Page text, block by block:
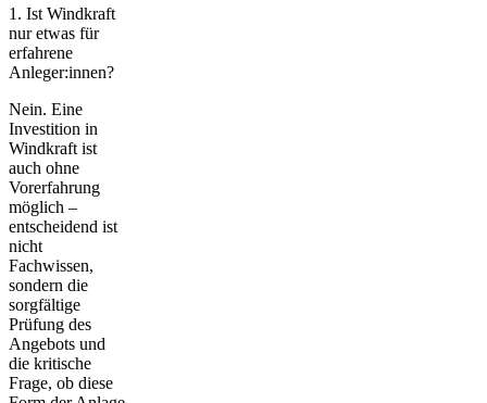
1. Ist Windkraft
nur etwas für
erfahrene
Anleger:innen?
Nein. Eine
Investition in
Windkraft ist
auch ohne
Vorerfahrung
möglich –
entscheidend ist
nicht
Fachwissen,
sondern die
sorgfältige
Prüfung des
Angebots und
die kritische
Frage, ob diese